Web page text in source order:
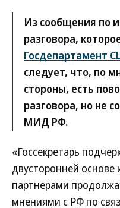
Из сообщения по
разговора,
Госдепартамент
следует, что, по
стороны, есть
разговора, но не
МИД РФ.
«Госсекретарь
двусторонней
партнерами
мнениями с РФ по